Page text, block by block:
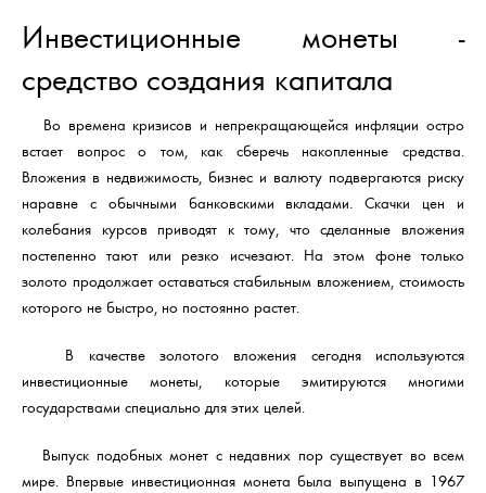
Инвестиционные монеты -
средство создания капитала
Во времена кризисов и непрекращающейся инфляции остро
встает вопрос о том, как сберечь накопленные средства.
Вложения в недвижимость, бизнес и валюту подвергаются риску
наравне с обычными банковскими вкладами. Скачки цен и
колебания курсов приводят к тому, что сделанные вложения
постепенно тают или резко исчезают. На этом фоне только
золото продолжает оставаться стабильным вложением, стоимость
которого не быстро, но постоянно растет.
В качестве золотого вложения сегодня используются
инвестиционные монеты, которые эмитируются многими
государствами специально для этих целей.
Выпуск подобных монет с недавних пор существует во всем
мире. Впервые инвестиционная монета была выпущена в 1967